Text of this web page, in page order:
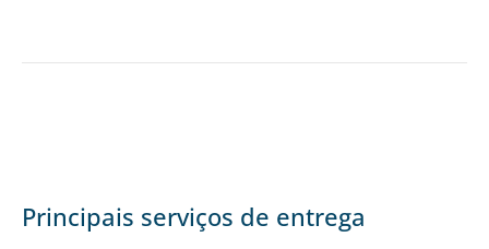
Principais serviços de entrega